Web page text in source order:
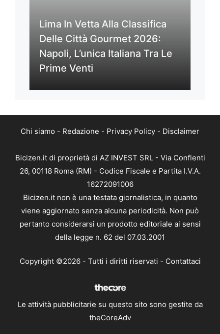
Lima In Vetta Alla Classifica
Delle Città Gourmet 2026:
Napoli, L’unica Italiana Tra Le
Prime Venti
Chi siamo - Redazione - Privacy Policy - Disclaimer
Bicizen.it di proprietà di AZ INVEST SRL - Via Conflenti
26, 00118 Roma (RM) - Codice Fiscale e Partita I.V.A.
16272091006
Bicizen.it non è una testata giornalistica, in quanto
viene aggiornato senza alcuna periodicità. Non può
pertanto considerarsi un prodotto editoriale ai sensi
della legge n. 62 del 07.03.2001
Copyright ©2026 - Tutti i diritti riservati - Contattaci
Le attività pubblicitarie su questo sito sono gestite da
theCoreAdv